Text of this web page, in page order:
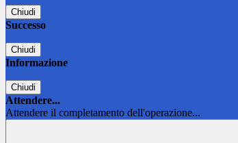
Chiudi
Successo
Chiudi
Informazione
Chiudi
Attendere...
Attendere il completamento dell'operazione...